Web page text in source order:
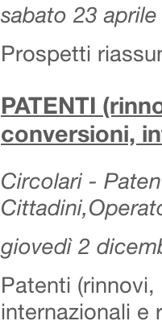
sabato 23
Prospetti
PATENTI
conversioni,
Circolari -
giovedì 2
Patenti
internazionali e